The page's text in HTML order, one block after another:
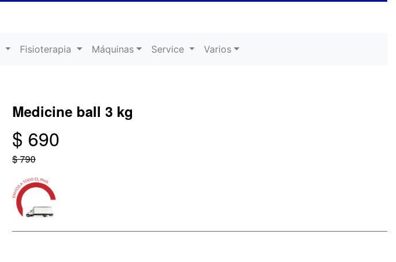
Fisioterapia Máquinas Service Varios
Medicine ball 3 kg
$ 690
$ 790